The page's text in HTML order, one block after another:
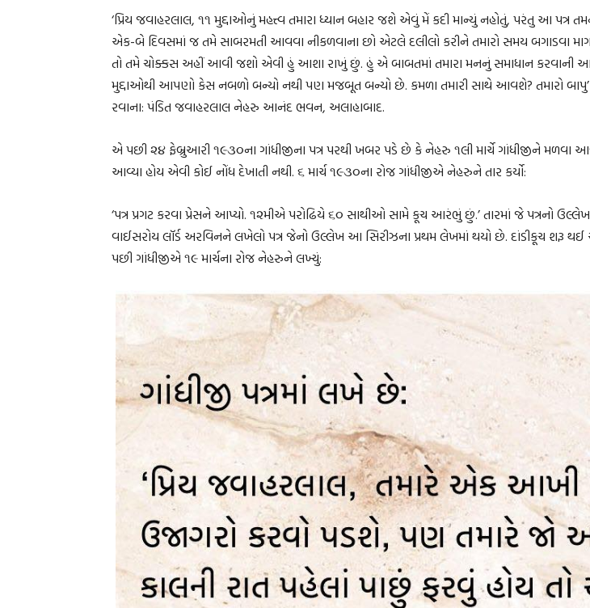
‘પ્રિય જવાહરલાલ, ૧૧ મુદ્દાઓનું મહત્ત્વ તમારા ધ્યાન બહાર જશે એવું મેં કદી માન્યું નહોતું, પરંતુ આ પત્ર
એક-બે દિવસમાં જ તમે સાબરમતી આવવા નીકળવાના છો એટલે દલીલો કરીને તમારો સમય બગાડવા
તો તમે ચોક્કસ અહીં આવી જશો એવી હું આશા રાખું છું. હું એ બાબતમાં તમારા મનનું સમાધાન કરવાની
મુદ્દાઓથી આપણો કેસ નબળો બન્યો નથી પણ મજબૂત બન્યો છે. કમળા તમારી સાથે આવશે? તમારો બાપુ’
રવાના: પંડિત જવાહરલાલ નેહરુ આનંદ ભવન, અલાહાબાદ.
એ પછી ૨૪ ફેબ્રુઆરી ૧૯૩૦ના ગાંધીજીના પત્ર પરથી ખબર પડે છે કે નેહરુ ૧લી માર્ચે ગાંધીજીને મળવા
આવ્યા હોય એવી કોઈ નોંધ દેખાતી નથી. ૬ માર્ચ ૧૯૩૦ના રોજ ગાંધીજીએ નેહરુને તાર કર્યો:
‘પત્ર પ્રગટ કરવા પ્રેસને આપ્યો. ૧૨મીએ પરોઢિયે ૬૦ સાથીઓ સામે કૂચ આરંભું છું.’ તારમાં જે પત્રનો
વાઈસરોય લૉર્ડ અરવિનને લખેલો પત્ર જેનો ઉલ્લેખ આ સિરીઝના પ્રથમ લેખમાં થયો છે. દાંડીકૂચ શરૂ
પછી ગાંધીજીએ ૧૯ માર્ચના રોજ નેહરુને લખ્યું: